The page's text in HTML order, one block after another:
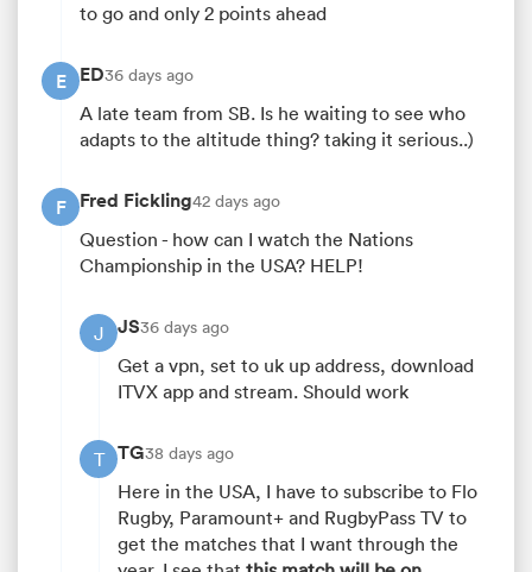
to go and only 2 points ahead
E ED36 days ago
A late team from SB. Is he waiting to see who
adapts to the altitude thing? taking it serious..)
F Fred Fickling42 days ago
Question - how can I watch the Nations
Championship in the USA? HELP!
J JS36 days ago
Get a vpn, set to uk up address, download
ITVX app and stream. Should work
T TG38 days ago
Here in the USA, I have to subscribe to Flo
Rugby, Paramount+ and RugbyPass TV to
get the matches that I want through the